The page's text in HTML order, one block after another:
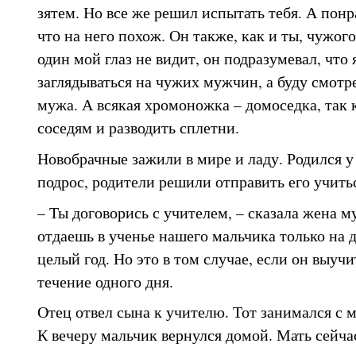
зятем. Но все же решил испытать тебя. А
что на него похож. Он также, как и ты,
один мой глаз не видит, он подразумевал, что
заглядываться на чужих мужчин, а буду
мужа. А всякая хромоножка – домоседка, так
соседям и разводить сплетни.
Новобрачные зажили в мире и ладу. Родился
подрос, родители решили отправить его
– Ты договорись с учителем, – сказала жена
отдаешь в ученье нашего мальчика только на
целый год. Но это в том случае, если он
течение одного дня.
Отец отвел сына к учителю. Тот занимался с
К вечеру мальчик вернулся домой. Мать